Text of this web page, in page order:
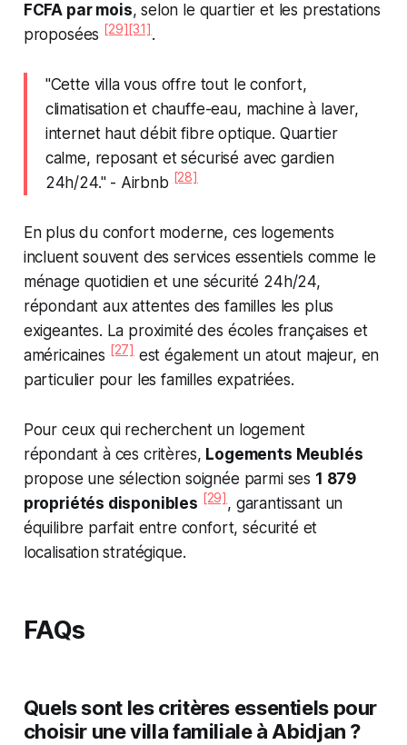
FCFA par mois, selon le quartier et les prestations
proposées [29] [31].
"Cette villa vous offre tout le confort,
climatisation et chauffe-eau, machine à laver,
internet haut débit fibre optique. Quartier
calme, reposant et sécurisé avec gardien
24h/24." - Airbnb[28]
En plus du confort moderne, ces logements
incluent souvent des services essentiels comme le
ménage quotidien et une sécurité 24h/24,
répondant aux attentes des familles les plus
exigeantes. La proximité des écoles françaises et
américaines[27] est également un atout majeur, en
particulier pour les familles expatriées.
Pour ceux qui recherchent un logement
répondant à ces critères, Logements Meublés
propose une sélection soignée parmi ses 1 879
propriétés disponibles [29] , garantissant un
équilibre parfait entre confort, sécurité et
localisation stratégique.
FAQs
Quels sont les critères essentiels pour
choisir une villa familiale à Abidjan ?